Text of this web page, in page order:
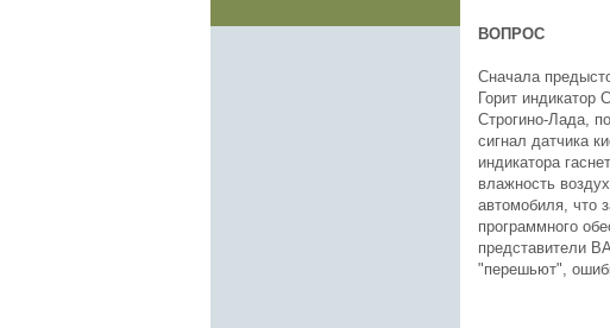
ВОПРОС
Сначала
Горит
Строгино-Лада,
сигнал датчика
индикатора
влажность
автомобиля, что
программного
представители
"перешьют",